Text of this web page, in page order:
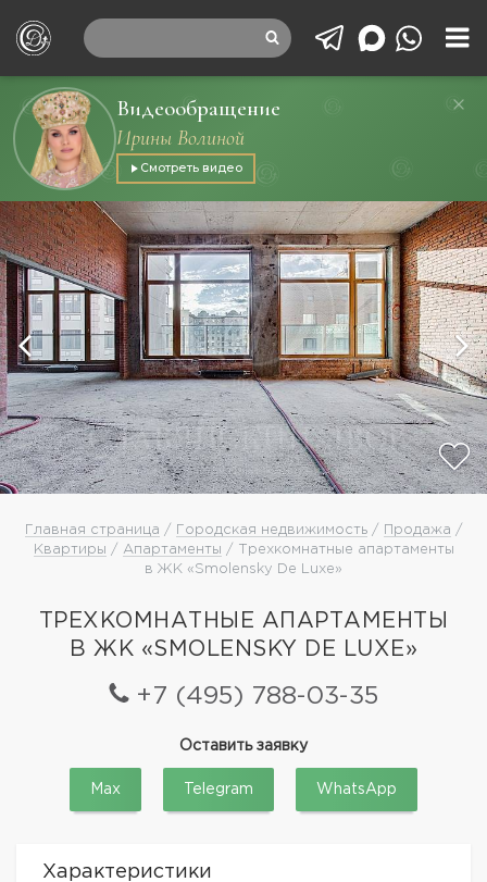
Видеообращение
Ирины Волиной
Смотреть видео
Главная страница / Городская недвижимость/ Продажа /
Квартиры / Апартаменты / Трехкомнатные апартаменты
в ЖК «Smolensky De Luxe»
ТРЕХКОМНАТНЫЕ АПАРТАМЕНТЫ
В ЖК «SMOLENSKY DE LUXE»
+7 (495) 788-03-35
Оставить заявку
Max Telegram WhatsApp
Характеристики